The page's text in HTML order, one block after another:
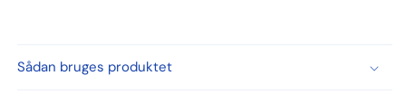
Sådan bruges produktet